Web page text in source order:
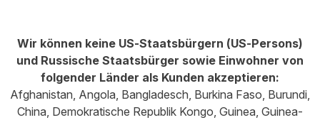
Wir können keine US-Staatsbürgern (US-Persons)
und Russische Staatsbürger sowie Einwohner von
folgender Länder als Kunden akzeptieren:
Afghanistan, Angola, Bangladesch, Burkina Faso, Burundi,
China, Demokratische Republik Kongo, Guinea, Guinea-